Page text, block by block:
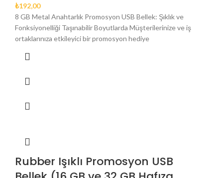
₺192,00
8 GB Metal Anahtarlık Promosyon USB Bellek: Şıklık ve
Fonksiyonelliği Taşınabilir Boyutlarda Müşterilerinize ve iş
ortaklarınıza etkileyici bir promosyon hediye
Rubber Işıklı Promosyon USB